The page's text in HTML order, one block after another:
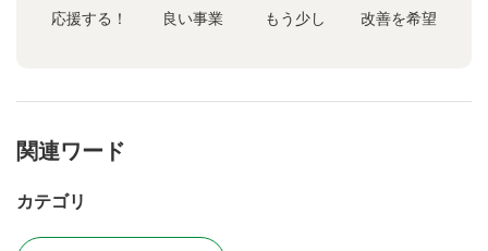
応援する！ 良い事業 もう少し 改善を希望
関連ワード
カテゴリ